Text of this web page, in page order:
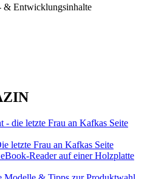
& Entwicklungsinhalte
letzte Frau an Kafkas Seite